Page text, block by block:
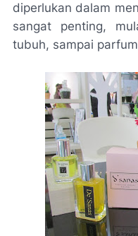
diperlukan dalam
sangat penting,
tubuh, sampai